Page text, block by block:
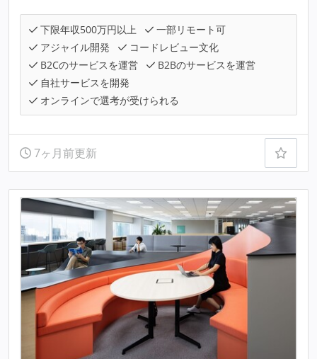
下限年収500万円以上
一部リモート可
アジャイル開発
コードレビュー文化
B2Cのサービスを運営
B2Bのサービスを運営
自社サービスを開発
オンラインで選考が受けられる
7ヶ月前更新